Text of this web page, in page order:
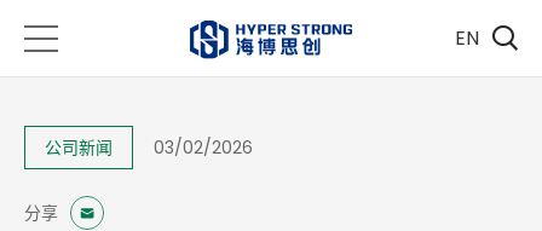
EN
公司新闻 03/02/2026
分享